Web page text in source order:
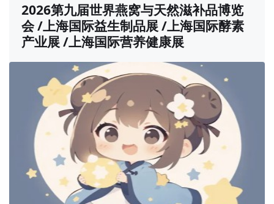
2026第九届世界燕窝与天然滋补品博览
会 /上海国际益生制品展 /上海国际酵素
产业展 /上海国际营养健康展